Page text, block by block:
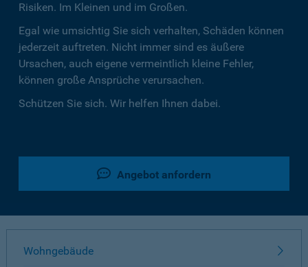
Risiken. Im Kleinen und im Großen.
Egal wie umsichtig Sie sich verhalten, Schäden können
jederzeit auftreten. Nicht immer sind es äußere
Ursachen, auch eigene vermeintlich kleine Fehler,
können große Ansprüche verursachen.
Schützen Sie sich. Wir helfen Ihnen dabei.
Angebot anfordern
Wohngebäude